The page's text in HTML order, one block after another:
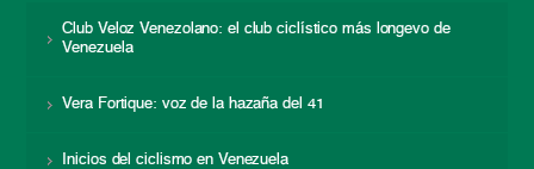
Club Veloz Venezolano: el club ciclístico más longevo de
Venezuela
Vera Fortique: voz de la hazaña del 41
Inicios del ciclismo en Venezuela